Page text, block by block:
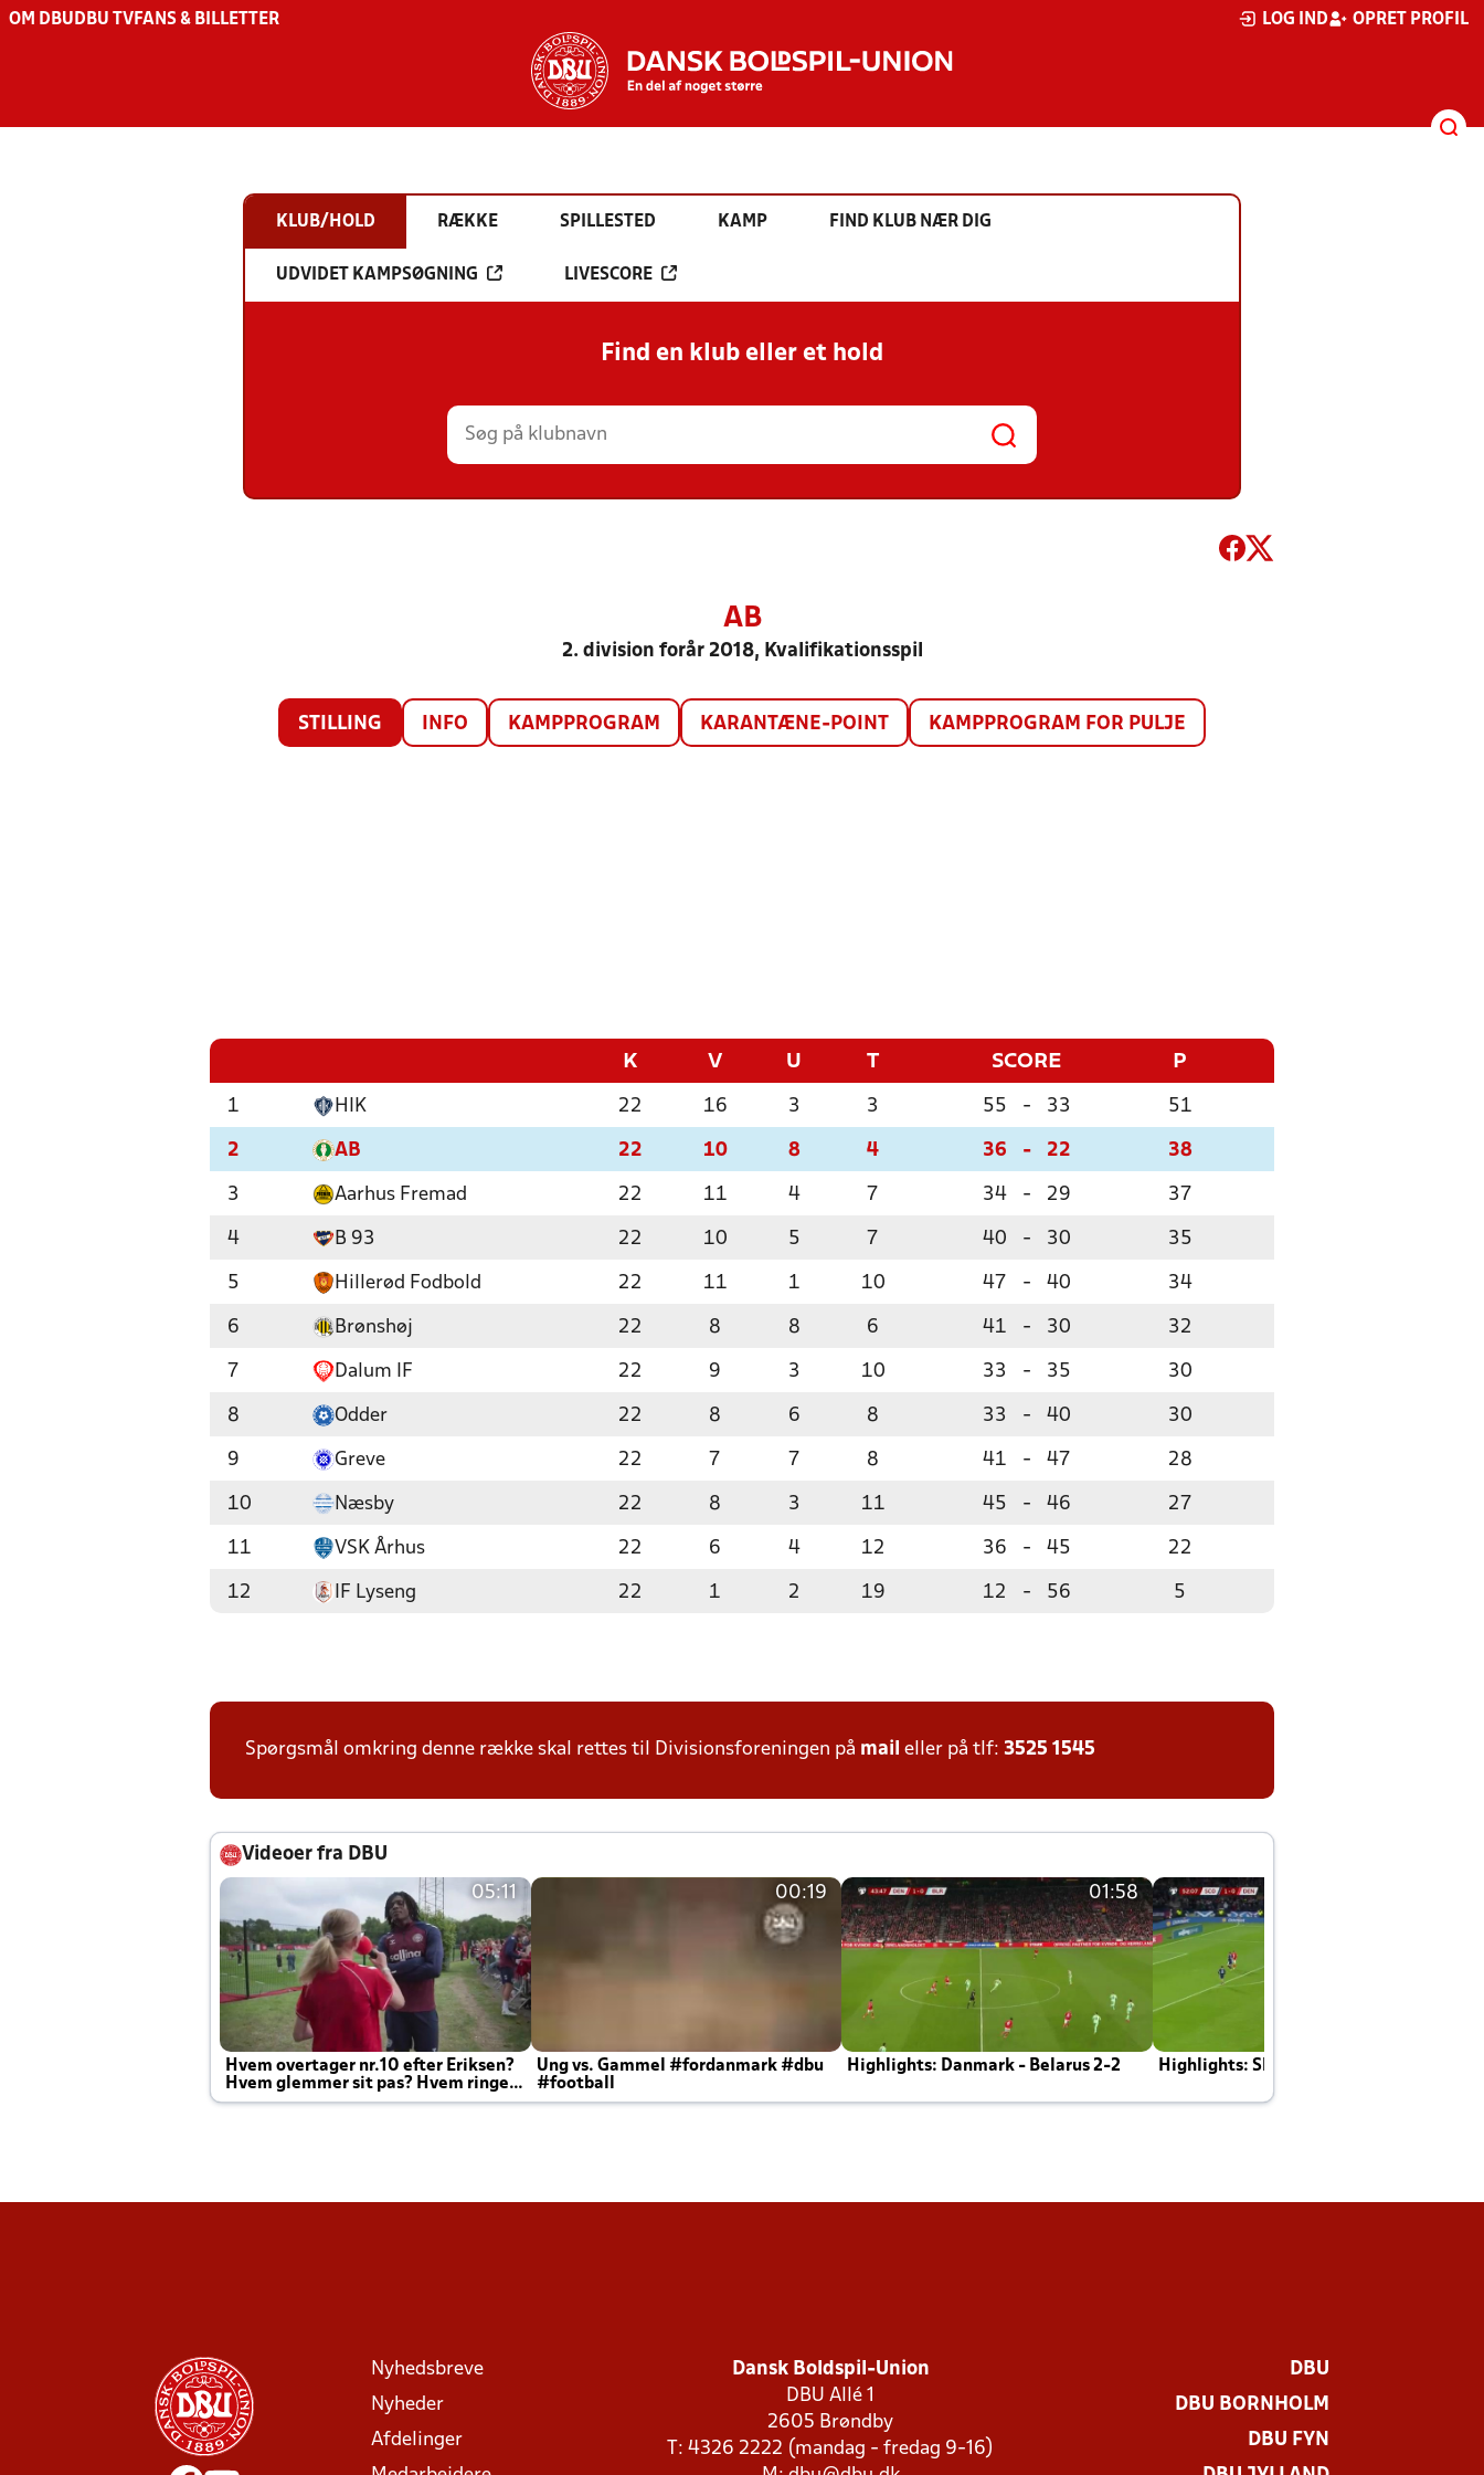
OM DBU DBU TV FANS & BILLETTER LOG IND OPRET PROFIL
KLUB/HOLD RÆKKE SPILLESTED KAMP FIND KLUB NÆR DIG
UDVIDET KAMPSØGNING LIVESCORE
Find en klub eller et hold
AB
2. division forår 2018, Kvalifikationsspil
STILLING INFO KAMPPROGRAM KARANTÆNE-POINT KAMPPROGRAM FOR PULJE
K V U T SCORE P
1 HIK 22 16 3 3 55 - 33 51
2 AB 22 10 8 4 36 - 22 38
3 Aarhus Fremad 22 11 4 7 34 - 29 37
4 B 93 22 10 5 7 40 - 30 35
5 Hillerød Fodbold 22 11 1 10 47 - 40 34
6 Brønshøj 22 8 8 6 41 - 30 32
7 Dalum IF 22 9 3 10 33 - 35 30
8 Odder 22 8 6 8 33 - 40 30
9 Greve 22 7 7 8 41 - 47 28
10 Næsby 22 8 3 11 45 - 46 27
11 VSK Århus 22 6 4 12 36 - 45 22
12 IF Lyseng 22 1 2 19 12 - 56 5
Spørgsmål omkring denne række skal rettes til Divisionsforeningen på mail eller på tlf: 3525 1545
Videoer fra DBU
05:11
Hvem overtager nr.10 efter Eriksen?
Hvem glemmer sit pas? Hvem ringer
Joachim altid til efter kampe?
00:19
Ung vs. Gammel #fordanmark #dbu
#football
01:58
Highlights: Danmark - Belarus 2-2 Highlights: Skotland - Danmark 4-2
Nyhedsbreve
Nyheder
Afdelinger
Dansk Boldspil-Union
DBU Allé 1
2605 Brøndby
T: 4326 2222 (mandag - fredag 9-16)
DBU
DBU BORNHOLM
DBU FYN